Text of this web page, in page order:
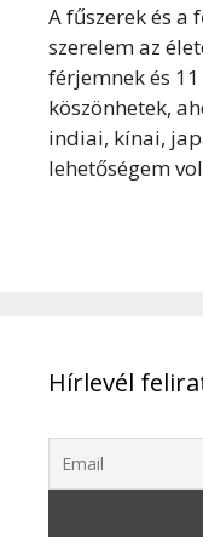
A fűszerek és a
szerelem az
férjemnek és
köszönhetek,
indiai, kínai,
lehetőségem
Hírlevél